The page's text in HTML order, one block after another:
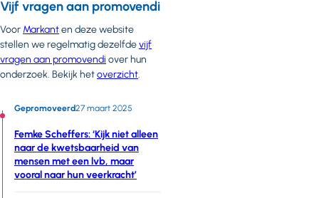
Vijf vragen aan promovendi
Voor Markanten deze website
stellen we regelmatig dezelfdevijf
vragen aan promovendi over hun
onderzoek. Bekijk hetoverzicht.
Femke Scheffers: ‘Kijk niet alleen
naar de kwetsbaarheid van
mensen met een lvb, maar
vooral naar hun veerkracht’
Gepromoveerd27 maart 2025